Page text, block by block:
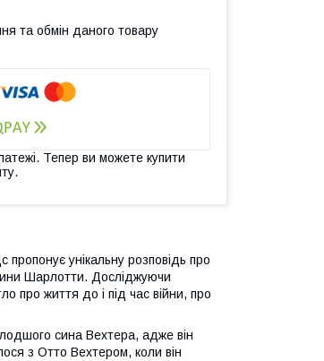
та обмін даного товару
Тепер ви можете купити
унікальну розповідь про
Шарлотти. Досліджуючи
про життя до і під час війни, про
сина Вехтера, адже він
з Отто Вехтером, коли він